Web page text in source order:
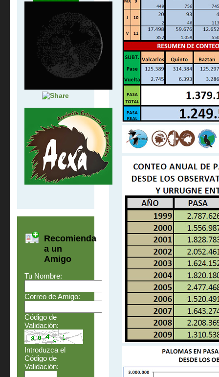
Recomienda
a un
Amigo
Tu Nombre:
Correo de Amigo:
Código de
Validación:
Introduzca el
Código de
Validación: